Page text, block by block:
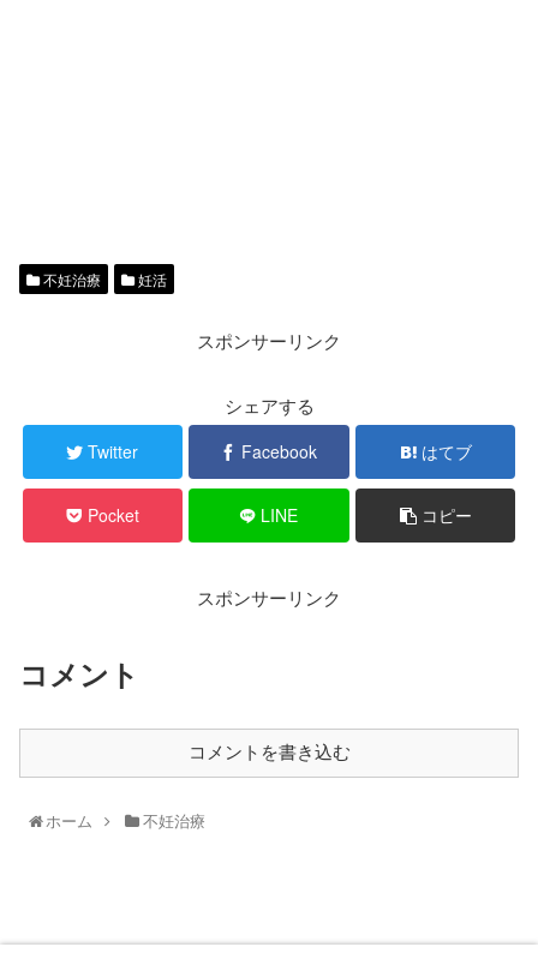
不妊治療 妊活
スポンサーリンク
シェアする
Twitter Facebook はてブ
Pocket LINE コピー
スポンサーリンク
コメント
コメントを書き込む
ホーム 不妊治療